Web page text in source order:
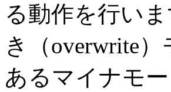
る動作を行い
き（overwrite
あるマイナモ